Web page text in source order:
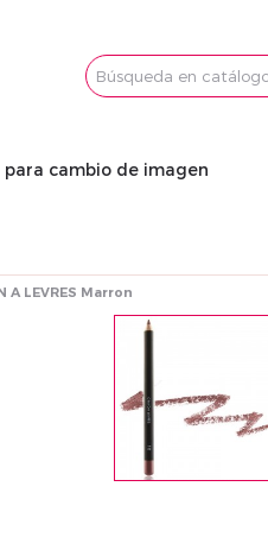
Email
cambio de imagen
A LEVRES Marron